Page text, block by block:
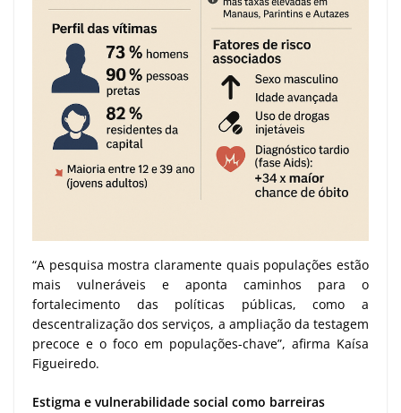
“A pesquisa mostra claramente quais populações estão
mais vulneráveis e aponta caminhos para o
fortalecimento das políticas públicas, como a
descentralização dos serviços, a ampliação da testagem
precoce e o foco em populações-chave”, afirma Kaísa
Figueiredo.
Estigma e vulnerabilidade social como barreiras